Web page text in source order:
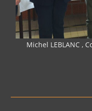
Michel LEBLANC ,